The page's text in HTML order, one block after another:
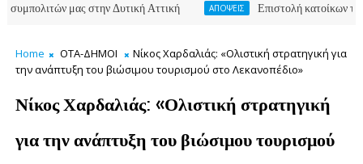
μας στην Δυτική Αττική ΑΠΟΨΕΙΣ Επιστολή κατοίκων των οδών
Home ΟΤΑ-ΔΗΜΟΙ
Νίκος Χαρδαλιάς: «Ολιστική στρατηγική για
την ανάπτυξη του βιώσιμου τουρισμού στο Λεκανοπέδιο»
Νίκος Χαρδαλιάς: «Ολιστική στρατηγική
για την ανάπτυξη του βιώσιμου τουρισμού